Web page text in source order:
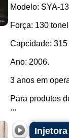
Modelo: SYA-
Força: 130
Capcidade: 315
Ano: 2006.
3 anos em
Para produtos
...